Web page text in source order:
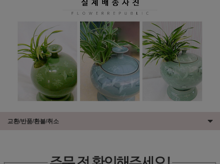
교환/반품/환불/취소